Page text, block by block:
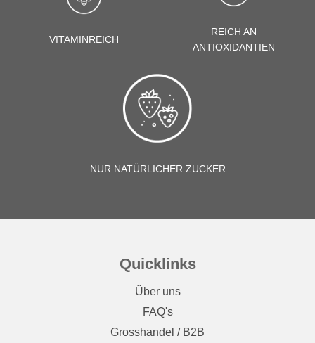
VITAMINREICH
REICH AN
ANTIOXIDANTIEN
NUR NATÜRLICHER ZUCKER
Quicklinks
Über uns
FAQ's
Grosshandel / B2B